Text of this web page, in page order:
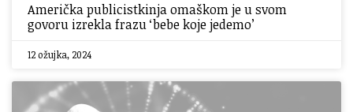
Američka publicistkinja omaškom je u svom
govoru izrekla frazu ‘bebe koje jedemo’
12 ožujka, 2024